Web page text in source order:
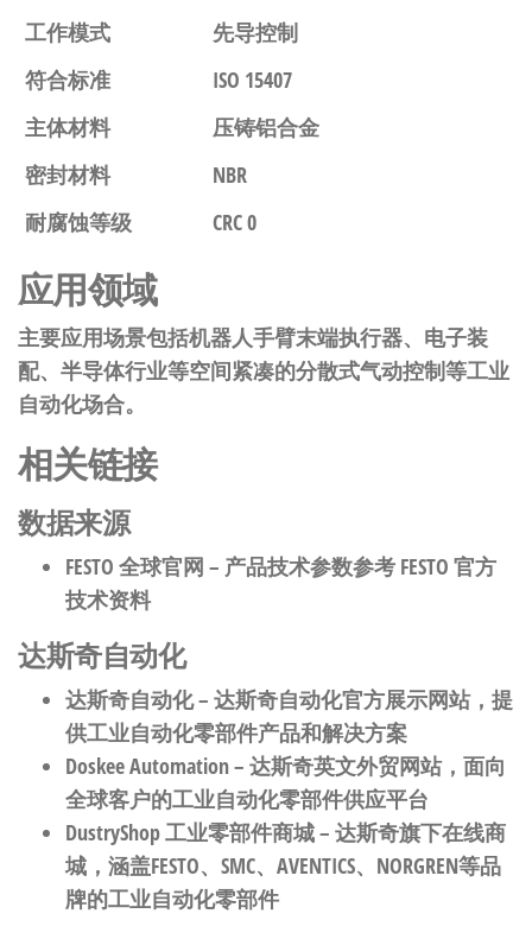
工作模式
先导控制
符合标准
ISO 15407
主体材料
压铸铝合金
密封材料
NBR
耐腐蚀等级
CRC 0
应用领域
主要应用场景包括机器人手臂末端执行器、电子装
配、半导体行业等空间紧凑的分散式气动控制等工业
自动化场合。
相关链接
数据来源
FESTO 全球官网 – 产品技术参数参考 FESTO 官方
技术资料
达斯奇自动化
达斯奇自动化– 达斯奇自动化官方展示网站，提
供工业自动化零部件产品和解决方案
Doskee Automation– 达斯奇英文外贸网站，面向
全球客户的工业自动化零部件供应平台
DustryShop 工业零部件商城– 达斯奇旗下在线商
城，涵盖FESTO、SMC、AVENTICS、NORGREN等品
牌的工业自动化零部件